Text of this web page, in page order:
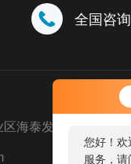
您好！欢
服务，请
全国咨询
海泰发展五道八号